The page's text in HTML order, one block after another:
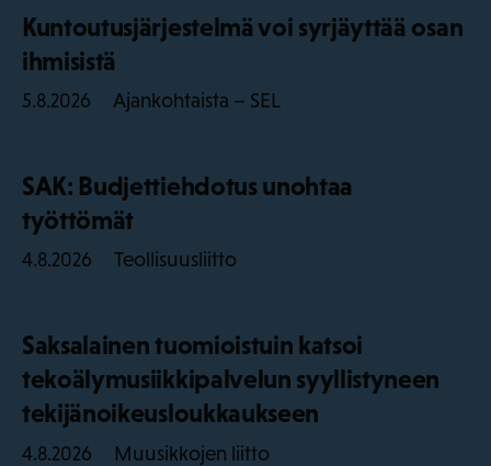
Kuntoutusjärjestelmä voi syrjäyttää osan
ihmisistä
5.8.2026 Ajankohtaista – SEL
SAK: Budjettiehdotus unohtaa
työttömät
4.8.2026 Teollisuusliitto
Saksalainen tuomioistuin katsoi
tekoälymusiikkipalvelun syyllistyneen
tekijänoikeusloukkaukseen
4.8.2026 Muusikkojen liitto